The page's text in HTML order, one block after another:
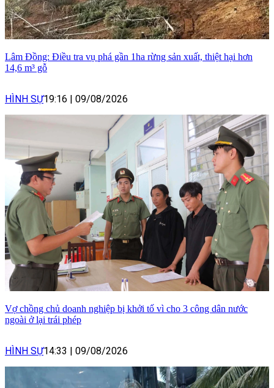
Lâm Đồng: Điều tra vụ phá gần 1ha rừng sản xuất, thiệt hại hơn
14,6 m³ gỗ
HÌNH SỰ19:16 09/08/2026
Vợ chồng chủ doanh nghiệp bị khởi tố vì cho 3 công dân nước
ngoài ở lại trái phép
HÌNH SỰ14:33 09/08/2026